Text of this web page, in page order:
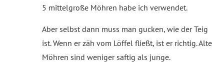
5 mittelgroße Möhren habe ich verwendet.
Aber selbst dann muss man gucken, wie der Teig
ist. Wenn er zäh vom Löffel fließt, ist er richtig. Alte
Möhren sind weniger saftig als junge.